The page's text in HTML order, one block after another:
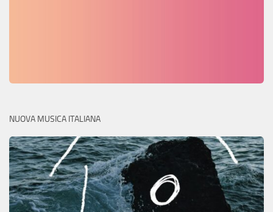
NUOVA MUSICA ITALIANA